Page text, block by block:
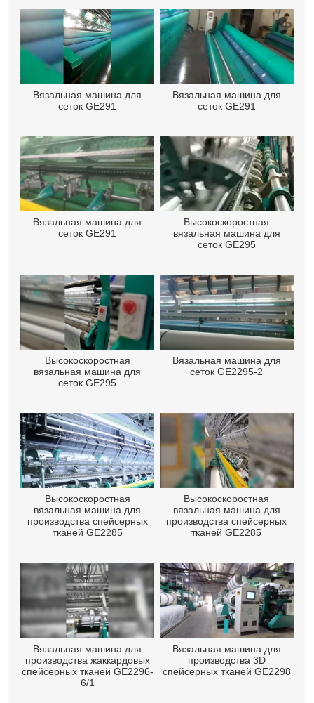
Вязальная машина для
сеток GE291
Вязальная машина для
сеток GE291
Вязальная машина для
сеток GE291
Высокоскоростная
вязальная машина для
сеток GE295
Высокоскоростная
вязальная машина для
сеток GE295
Вязальная машина для
сеток GE2295-2
Высокоскоростная
вязальная машина для
производства спейсерных
тканей GE2285
Высокоскоростная
вязальная машина для
производства спейсерных
тканей GE2285
Вязальная машина для
производства жаккардовых
спейсерных тканей GE2296-
6/1
Вязальная машина для
производства 3D
спейсерных тканей GE2298